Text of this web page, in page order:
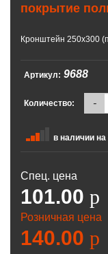
покрытие
Кронштейн 250х300
Артикул: 9688
Количество: -
в наличии
Спец. цена
101.00 p
Розничная цена
140.00 p